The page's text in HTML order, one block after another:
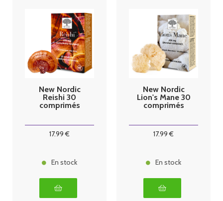
New Nordic
Reishi 30
comprimés
17.99 €
En stock
New Nordic
Lion's Mane 30
comprimés
17.99 €
En stock